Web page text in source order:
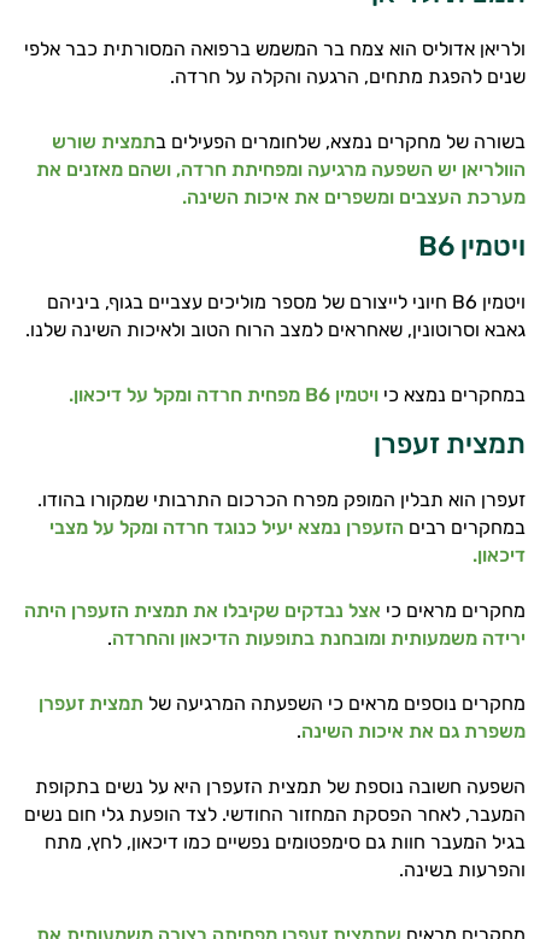
ולריאן אדוליס הוא צמח בר המשמש ברפואה המסורתית כבר אלפי
שנים להפגת מתחים, הרגעה והקלה על חרדה.
בשורה של מחקרים נמצא, שלחומרים הפעילים בתמצית שורש
הוולריאן יש השפעה מרגיעה ומפחיתת חרדה, ושהם מאזנים את
מערכת העצבים ומשפרים את איכות השינה.
ויטמין B6
ויטמין B6 חיוני לייצורם של מספר מוליכים עצביים בגוף, ביניהם
גאבא וסרוטונין, שאחראים למצב הרוח הטוב ולאיכות השינה שלנו.
במחקרים נמצא כי ויטמין B6 מפחית חרדה ומקל על דיכאון.
תמצית זעפרן
זעפרן הוא תבלין המופק מפרח הכרכום התרבותי שמקורו בהודו.
במחקרים רבים הזעפרן נמצא יעיל כנוגד חרדה ומקל על מצבי
דיכאון.
מחקרים מראים כי אצל נבדקים שקיבלו את תמצית הזעפרן היתה
ירידה משמעותית ומובחנת בתופעות הדיכאון והחרדה.
מחקרים נוספים מראים כי השפעתה המרגיעה של תמצית זעפרן
משפרת גם את איכות השינה.
השפעה חשובה נוספת של תמצית הזעפרן היא על נשים בתקופת
המעבר, לאחר הפסקת המחזור החודשי. לצד הופעת גלי חום נשים
בגיל המעבר חוות גם סימפטומים נפשיים כמו דיכאון, לחץ, מתח
והפרעות בשינה.
אני יועץ הבריאות האישי AI של טבע בריא.
התשובות שלי מבוססות על מאגרי מידע קליניים
וספרות מקצועית בתחומי הרפואה הטבעית